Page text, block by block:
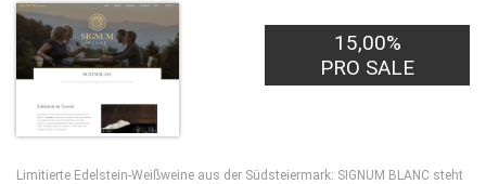
15,00%
PRO SALE
Limitierte Edelstein-Weißweine aus der Südsteiermark: SIGNUM BLANC steht